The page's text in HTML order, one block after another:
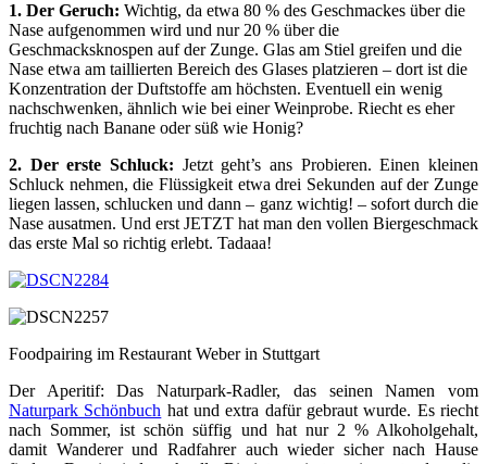
1. Der Geruch: Wichtig, da etwa 80 % des Geschmackes über die
Nase aufgenommen wird und nur 20 % über die
Geschmacksknospen auf der Zunge. Glas am Stiel greifen und die
Nase etwa am taillierten Bereich des Glases platzieren – dort ist die
Konzentration der Duftstoffe am höchsten. Eventuell ein wenig
nachschwenken, ähnlich wie bei einer Weinprobe. Riecht es eher
fruchtig nach Banane oder süß wie Honig?
2. Der erste Schluck: Jetzt geht’s ans Probieren. Einen kleinen
Schluck nehmen, die Flüssigkeit etwa drei Sekunden auf der Zunge
liegen lassen, schlucken und dann – ganz wichtig! – sofort durch die
Nase ausatmen. Und erst JETZT hat man den vollen Biergeschmack
das erste Mal so richtig erlebt. Tadaaa!
Foodpairing im Restaurant Weber in Stuttgart
Der Aperitif: Das Naturpark-Radler, das seinen Namen vom
Naturpark Schönbuch hat und extra dafür gebraut wurde. Es riecht
nach Sommer, ist schön süffig und hat nur 2 % Alkoholgehalt,
damit Wanderer und Radfahrer auch wieder sicher nach Hause